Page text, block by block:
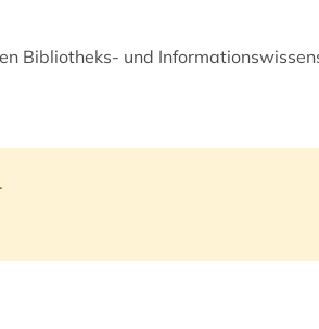
Bibliotheks- und